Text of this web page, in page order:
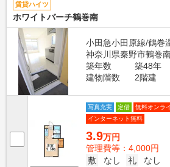
賃貸ハイツ
ホワイトバーチ鶴巻南
小田急小田原線/鶴巻
神奈川県秦野市鶴巻
築年数
築48年
建物階数
2階建
写真充実 定借
無料オンラ
インターネット無料
3.9万円
管理費等：4,000円
敷
なし 礼
なし